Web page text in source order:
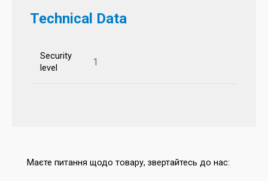
Technical Data
Security
level
1
Маєте питання щодо товару, звертайтесь до нас: